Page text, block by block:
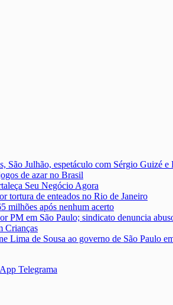
São Julhão, espetáculo com Sérgio Guizé
de azar no Brasil
Seu Negócio Agora
tortura de enteados no Rio de Janeiro
milhões após nenhum acerto
PM em São Paulo; sindicato denuncia
Crianças
Lima de Sousa ao governo de São Paulo
Telegrama